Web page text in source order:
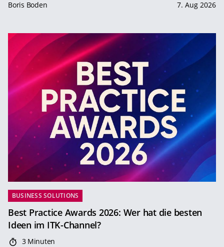
Boris Boden 7. Aug 2026
BUSINESS SOLUTIONS
Best Practice Awards 2026: Wer hat die besten
Ideen im ITK-Channel?
3 Minuten